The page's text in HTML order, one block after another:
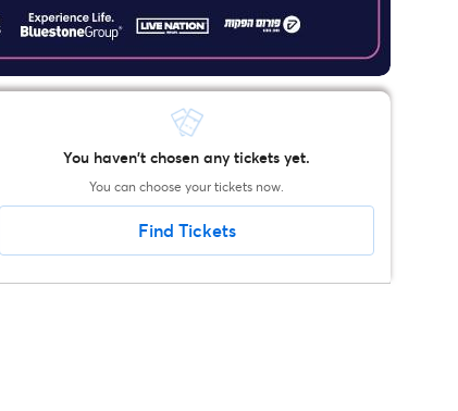
You haven't chosen any tickets yet.
You can choose your tickets now.
Find Tickets